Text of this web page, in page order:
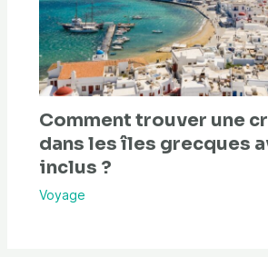
Comment trouver une
dans les îles grecques
inclus ?
Voyage